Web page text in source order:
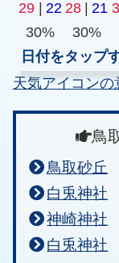
29 | 22 28 | 21
30%
30%
日付をタップ
天気アイコンの
鳥
鳥取砂丘
白兎神社
神崎神社
白兎神社